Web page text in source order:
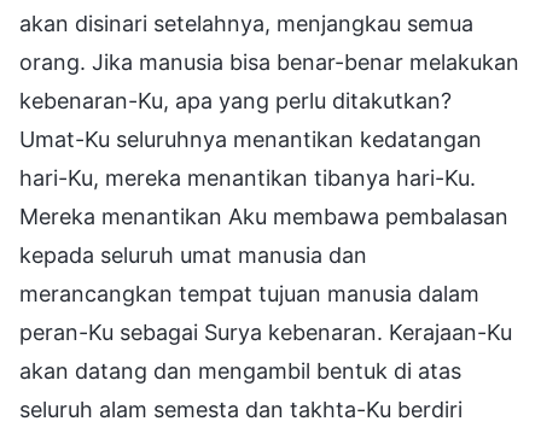
akan disinari setelahnya, menjangkau semua
orang. Jika manusia bisa benar-benar melakukan
kebenaran-Ku, apa yang perlu ditakutkan?
Umat-Ku seluruhnya menantikan kedatangan
hari-Ku, mereka menantikan tibanya hari-Ku.
Mereka menantikan Aku membawa pembalasan
kepada seluruh umat manusia dan
merancangkan tempat tujuan manusia dalam
peran-Ku sebagai Surya kebenaran. Kerajaan-Ku
akan datang dan mengambil bentuk di atas
seluruh alam semesta dan takhta-Ku berdiri